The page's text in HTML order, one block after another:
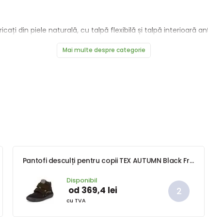
din piele naturală, cu talpă flexibilă și talpă interioară
Mai multe despre categorie
Pantofi desculți pentru copii TEX AUTUMN Black Froddo G3110254-11 - negru
Disponibil
od 369,4 lei
cu TVA